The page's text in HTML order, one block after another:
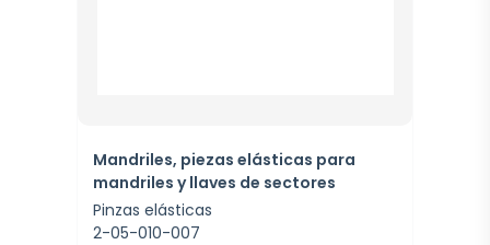
Mandriles, piezas elásticas para
mandriles y llaves de sectores
Pinzas elásticas
2-05-010-007